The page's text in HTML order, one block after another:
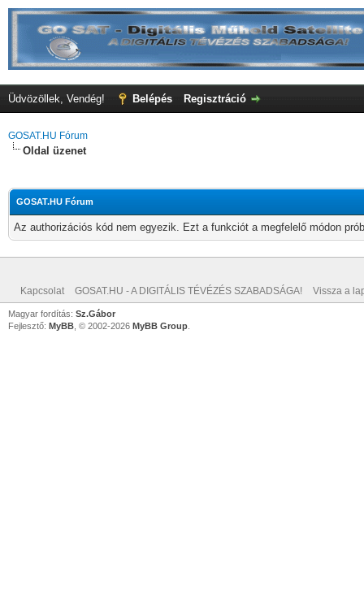
Üdvözöllek, Vendég! Belépés Regisztráció
GOSAT.HU Fórum
Oldal üzenet
GOSAT.HU Fórum
Az authorizációs kód nem egyezik. Ezt a funkciót a megfelelő módon
Kapcsolat GOSAT.HU - A DIGITÁLIS TÉVÉZÉS SZABADSÁGA! Vissza a
Magyar fordítás: Sz.Gábor
Fejlesztő: MyBB , © 2002-2026 MyBB Group